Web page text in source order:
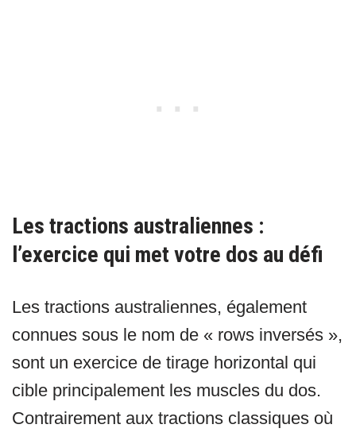
Les tractions australiennes :
l’exercice qui met votre dos au défi
Les tractions australiennes, également
connues sous le nom de « rows inversés »,
sont un exercice de tirage horizontal qui
cible principalement les muscles du dos.
Contrairement aux tractions classiques où